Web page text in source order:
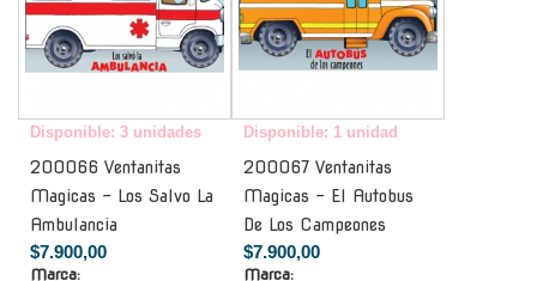
Disponible: 3 unidades
200066 Ventanitas
Magicas - Los Salvo La
Ambulancia
$7.900,00
Marca:
Disponible: 1 unidad
200067 Ventanitas
Magicas - El Autobus
De Los Campeones
$7.900,00
Marca: